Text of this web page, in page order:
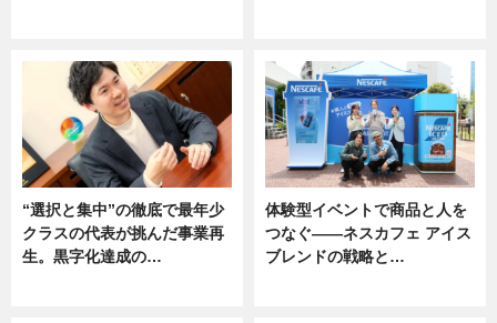
“選択と集中”の徹底で最年少
クラスの代表が挑んだ事業再
生。黒字化達成の…
体験型イベントで商品と人を
つなぐ――ネスカフェ アイス
ブレンドの戦略と…